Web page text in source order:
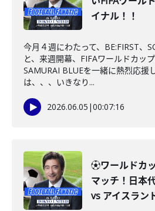
イナル！！
今月４週にわたって、BE:FIRST、
と、来週開幕、FIFAワールドカッ
SAMURAI BLUEを一緒に熱烈応援
は、、、いきなり...
2026.06.05 |00:07:16
⚽ワールドカ
マッチ！日本
vs アイスラン